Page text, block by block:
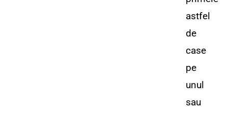
astfel
de
case
pe
unul
sau